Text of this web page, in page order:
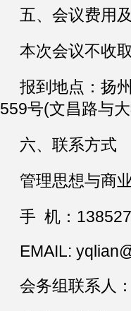
五、会议费用
本次会议不收
报到地点：扬
559号(文昌路与
六、联系方式
管理思想与商
手 机：
EMAIL:
会务组联系人：